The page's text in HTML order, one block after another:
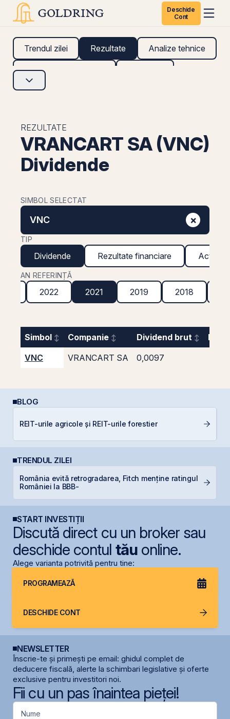
Deschide
Cont
Trendul zilei Rezultate Analize tehnice
Analize fundamentale
REZULTATE
VRANCART SA (VNC)
Dividende
SIMBOL SELECTAT
VNC ×
TIP
Dividende Rezultate financiare Acțiuni
AN REFERINȚĂ
2022 2021 2019 2018
Simbol Companie Dividend brut
VNC
VRANCART SA 0,0097
BLOG
REIT-urile agricole și REIT-urile forestier
TRENDUL ZILEI
România evită retrogradarea, Fitch menține ratingul
României la BBB-
START INVESTIȚII
Discută direct cu un broker sau
deschide contul tăuonline.
Alege varianta potrivită pentru tine:
PROGRAMEAZĂ
DESCHIDE CONT
NEWSLETTER
Înscrie-te și primești pe email: ghidul complet de
deducere fiscală, alerte la schimbari legislative și oferte
exclusive pentru investitori noi.
Fii cu un pas înaintea pieței!
Nume